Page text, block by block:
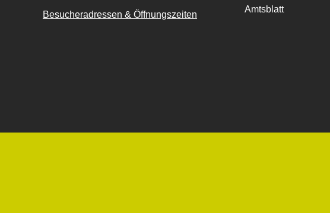
Besucheradressen & Öffnungszeiten
Amtsblatt